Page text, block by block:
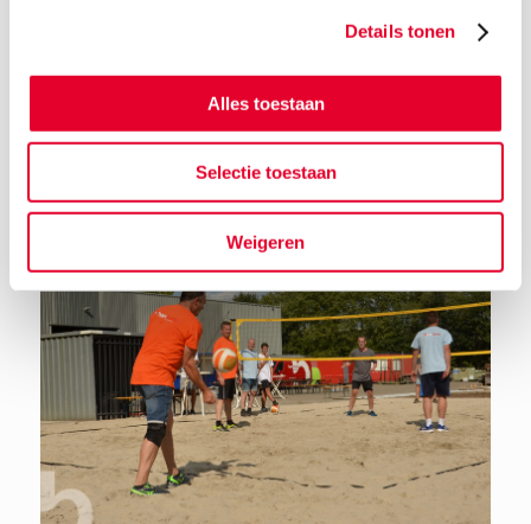
Details tonen
Alles toestaan
Selectie toestaan
Weigeren
Terug naar het nieuwsoverzicht